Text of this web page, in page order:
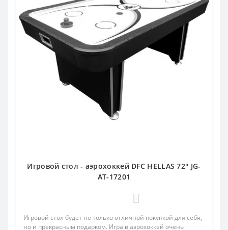
Игровой стол - аэрохоккей DFC HELLAS 72" JG-
AT-17201
Игровой стол будет не только отличной покупкой для себя,
но и прекрасным подарком. Игра в аэрохоккей очень